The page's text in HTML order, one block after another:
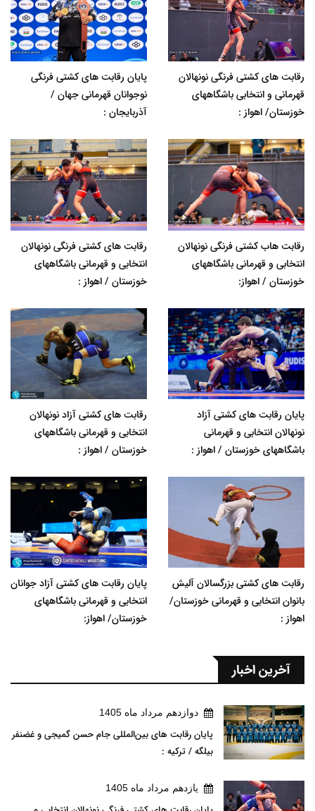
رقابت های کشتی فرنگی نونهالان
قهرمانی و انتخابی باشگاههای
خوزستان/ اهواز :
پایان رقابت های کشتی فرنگی
نوجوانان قهرمانی جهان /
آذربایجان :
رقابت هاب کشتی فرنگی نونهالان
انتخابی و قهرمانی باشگاههای
خوزستان / اهواز:
رقابت های کشتی فرنگی نونهالان
انتخابی و قهرمانی باشگاههای
خوزستان / اهواز :
پایان رقابت های کشتی آزاد
نونهالان انتخابی و قهرمانی
باشگاههای خوزستان / اهواز :
رقابت های کشتی آزاد نونهالان
انتخابی و قهرمانی باشگاههای
خوزستان / اهواز :
رقابت های کشتی بزرگسالان آلیش
بانوان انتخابی و قهرمانی خوزستان/
اهواز :
پایان رقابت های کشتی آزاد جوانان
انتخابی و قهرمانی باشگاههای
خوزستان/ اهواز:
آخرین اخبار
دوازدهم مرداد ماه 1405
پایان رقابت های بین‌المللی جام حسن گمیجی و غضنفر
بیلگه / ترکیه :
يازدهم مرداد ماه 1405